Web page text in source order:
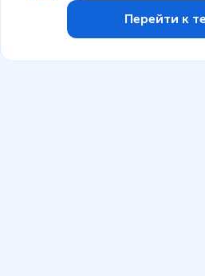
Перейти к